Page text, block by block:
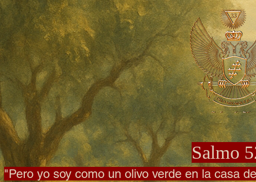
Salmo
"Pero yo soy como un olivo verde en la casa